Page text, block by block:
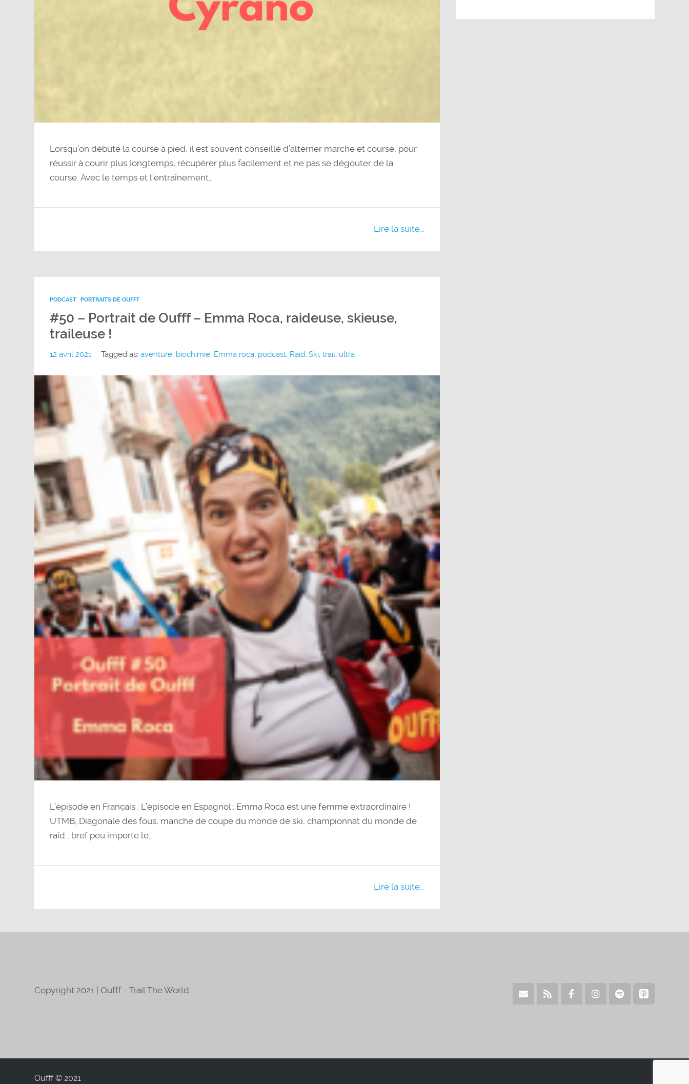
Lorsqu’on débute la course à pied, il est souvent conseillé d’alterner marche et course, pour
réussir à courir plus longtemps, récupérer plus facilement et ne pas se dégouter de la
course. Avec le temps et l’entraînement…
Lire la suite...
PODCAST PORTRAITS DE OUFFF
#50 – Portrait de Oufff – Emma Roca, raideuse, skieuse,
traileuse !
12 avril 2021 Tagged as: aventure, biochimie, Emma roca, podcast, Raid, Ski, trail, ultra
L’épisode en Français : L’épisode en Espagnol : Emma Roca est une femme extraordinaire !
UTMB, Diagonale des fous, manche de coupe du monde de ski, championnat du monde de
raid… bref peu importe le…
Lire la suite...
Copyright 2021 | Oufff - Trail The World
Oufff © 2021